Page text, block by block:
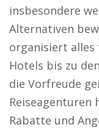
insbesondere
Alternativen
organisiert alles
Hotels bis zu
die Vorfreude
Reiseagenturen
Rabatte und